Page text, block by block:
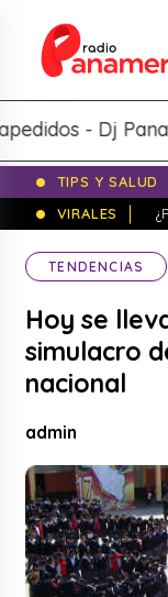
- Dj Pana |
TIPS Y SALUD
VIRALES
TENDENCIAS
Hoy se
simulacro
nacional
admin